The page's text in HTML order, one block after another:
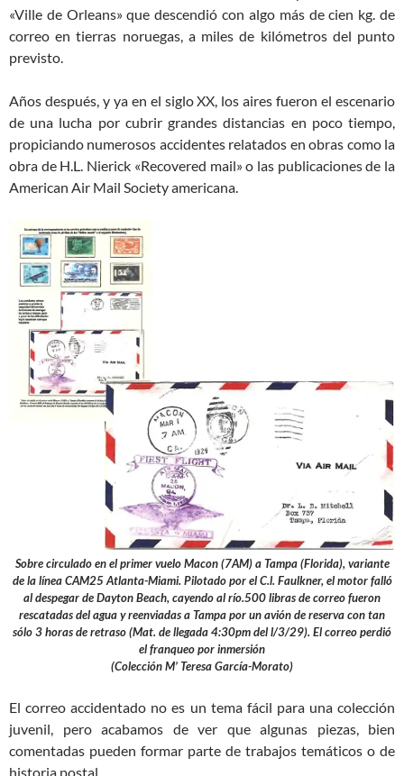
«Ville de Orleans» que descendió con algo más de cien kg. de
correo en tierras noruegas, a miles de kilómetros del punto
previsto.
Años después, y ya en el siglo XX, los aires fueron el escenario
de una lucha por cubrir grandes distancias en poco tiempo,
propiciando numerosos accidentes relatados en obras como la
obra de H.L. Nierick «Recovered mail» o las publicaciones de la
American Air Mail Society americana.
Sobre circulado en el primer vuelo Macon (7AM) a Tampa (Florida), variante
de la línea CAM25 Atlanta-Miami. Pilotado por el C.l. Faulkner, el motor falló
al despegar de Dayton Beach, cayendo al río.500 libras de correo fueron
rescatadas del agua y reenviadas a Tampa por un avión de reserva con tan
sólo 3 horas de retraso (Mat. de llegada 4:30pm del l/3/29). El correo perdió
el franqueo por inmersión
(Colección M’ Teresa García-Morato)
El correo accidentado no es un tema fácil para una colección
juvenil, pero acabamos de ver que algunas piezas, bien
comentadas pueden formar parte de trabajos temáticos o de
historia postal